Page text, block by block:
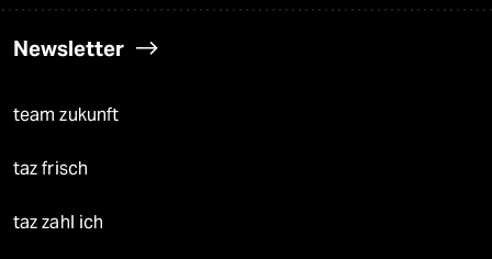
Newsletter
team zukunft
taz frisch
taz zahl ich